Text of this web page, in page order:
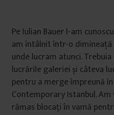
Pe Iulian Bauer l-am
am întâlnit într-o dimineață
unde lucram atunci.
lucrările galeriei și câteva
pentru a merge împreună
Contemporary Istanbul.
rămas blocați în vamă